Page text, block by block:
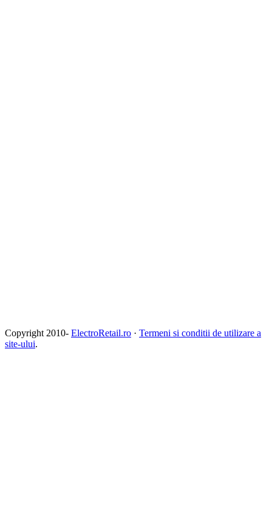
Copyright 2010- ElectroRetail.ro · Termeni si conditii de utilizare a
site-ului.